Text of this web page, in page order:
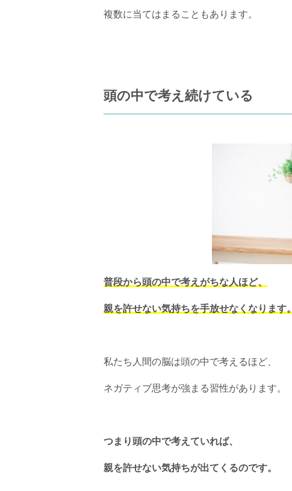
複数に当てはまることもあります。
頭の中で考え続けている
普段から頭の中で考えがちな人ほど、
親を許せない気持ちを手放せなくなります。
私たち人間の脳は頭の中で考えるほど、
ネガティブ思考が強まる習性があります。
つまり頭の中で考えていれば、
親を許せない気持ちが出てくるのです。